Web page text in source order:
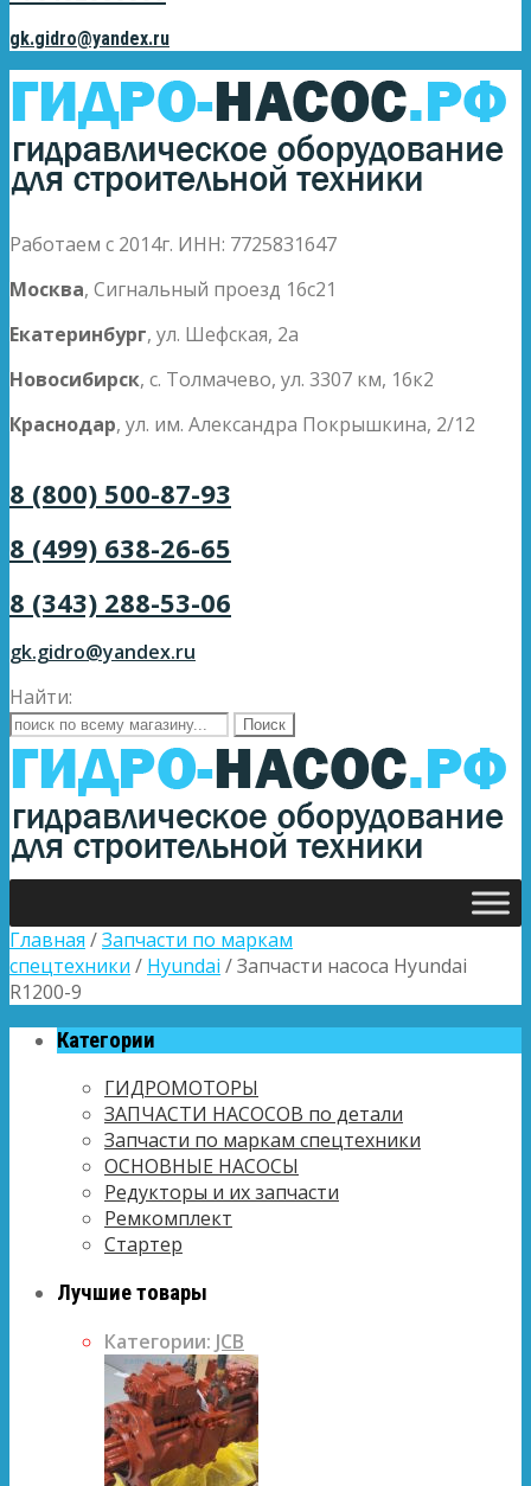
gk.gidro@yandex.ru
Работаем с 2014г. ИНН: 7725831647
Москва, Сигнальный проезд 16с21
Екатеринбург, ул. Шефская, 2а
Новосибирск, с. Толмачево, ул. 3307 км, 16к2
Краснодар, ул. им. Александра Покрышкина, 2/12
8 (800) 500-87-93
8 (499) 638-26-65
8 (343) 288-53-06
gk.gidro@yandex.ru
Найти:
Главная /Запчасти по маркам
спецтехники / Hyundai / Запчасти насоса Hyundai
R1200-9
Категории
ГИДРОМОТОРЫ
ЗАПЧАСТИ НАСОСОВ по детали
Запчасти по маркам спецтехники
ОСНОВНЫЕ НАСОСЫ
Редукторы и их запчасти
Ремкомплект
Стартер
Лучшие товары
Категории: JCB